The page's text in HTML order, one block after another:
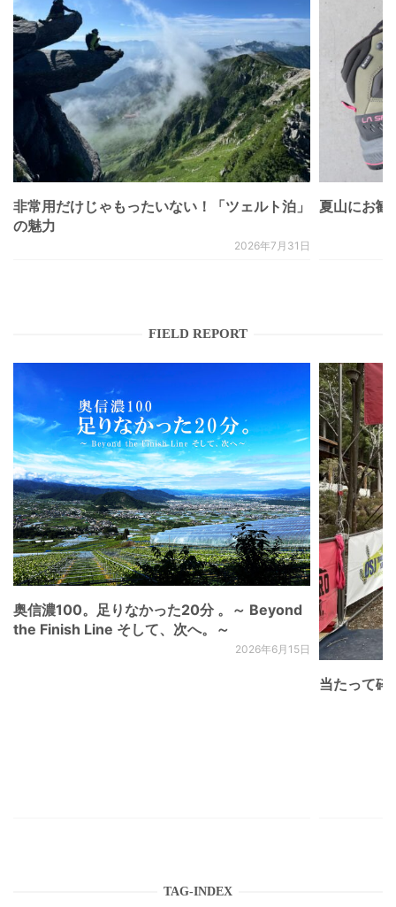
非常用だけじゃもったいない！「ツェルト泊」
の魅力
2026年7月31日
夏山にお
FIELD REPORT
奥信濃100。足りなかった20分 。～ Beyond
the Finish Line そして、次へ。～
2026年6月15日
当たって砕
TAG-INDEX